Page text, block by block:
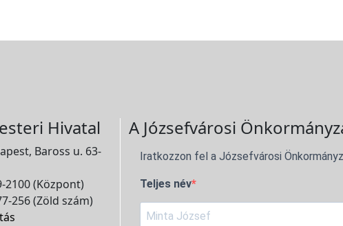
Hivatal
Baross u. 63-
2100 (Központ)
256 (Zöld szám)
A Józsefvárosi
Iratkozzon fel a Józsefvárosi
Teljes név